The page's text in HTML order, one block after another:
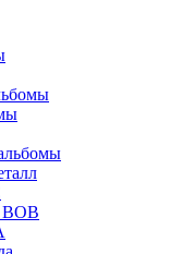
ВОВ